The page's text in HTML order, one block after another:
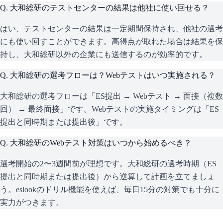
Q. 大和総研のテストセンターの結果は他社に使い回せる？
はい、テストセンターの結果は一定期間保持され、他社の選考
にも使い回すことができます。高得点が取れた場合は結果を保
持し、大和総研以外の企業にも送信するのが効率的です。
Q. 大和総研の選考フローは？Webテストはいつ実施される？
大和総研の選考フローは「ES提出 → Webテスト → 面接（複数
回） → 最終面接」です。Webテストの実施タイミングは「ES
提出と同時期または提出後」です。
Q. 大和総研のWebテスト対策はいつから始めるべき？
選考開始の2〜3週間前が理想です。大和総研の選考時期（ES
提出と同時期または提出後）から逆算して計画を立てましょ
う。eslookのドリル機能を使えば、毎日15分の対策でも十分に
実力がつきます。